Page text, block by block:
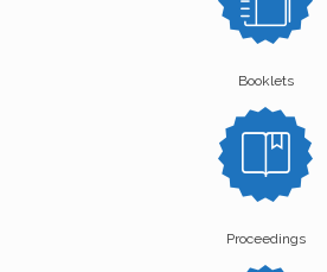
Booklets
Proceedings